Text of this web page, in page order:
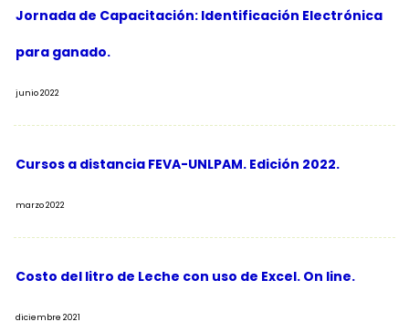
Jornada de Capacitación: Identificación Electrónica
para ganado.
junio 2022
Cursos a distancia FEVA-UNLPAM. Edición 2022.
marzo 2022
Costo del litro de Leche con uso de Excel. On line.
diciembre 2021